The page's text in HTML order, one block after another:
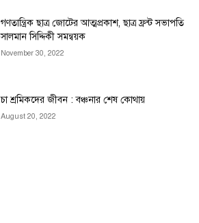
গণতান্ত্রিক ছাত্র জোটের আত্মপ্রকাশ, ছাত্র ফ্রন্ট সভাপতি
সালমান সিদ্দিকী সমন্বয়ক
November 30, 2022
চা শ্রমিকদের জীবন : বঞ্চনার শেষ কোথায়
August 20, 2022